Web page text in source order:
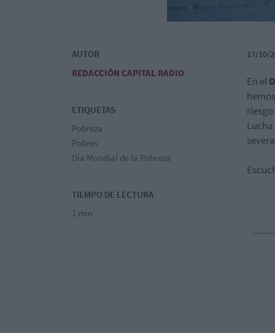
AUTOR
REDACCIÓN CAPITAL RADIO
ETIQUETAS
Pobreza
Pobres
Día Mundial de la Pobreza
TIEMPO DE LECTURA
1 min
17/10/
En el